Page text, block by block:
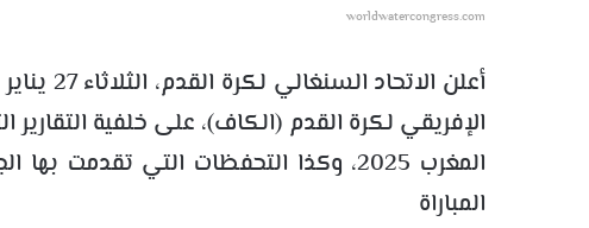
worldwatercongress.com
الإفريقي لكرة القدم (الكاف)، على خلفية
المغرب 2025، وكذا التحفظات التي تقدمت
المباراة